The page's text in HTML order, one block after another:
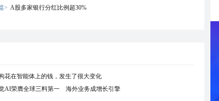
> A股多家银行分红比例超30%
花在智能体上的钱，发生了很大变化
AI荣膺全球三料第一 海外业务成增长引擎